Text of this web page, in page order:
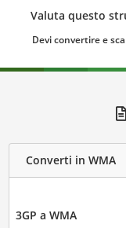
Valuta questo
Devi convertire e
Converti in WMA
3GP a WMA